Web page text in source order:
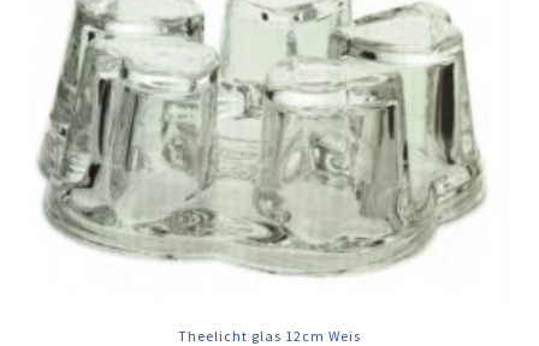
Theelicht glas 12cm Weis